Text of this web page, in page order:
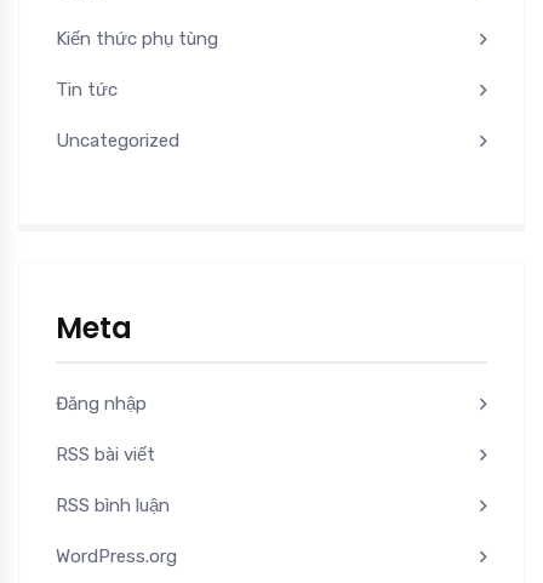
Kiến thức phụ tùng
Tin tức
Uncategorized
Meta
Đăng nhập
RSS bài viết
RSS bình luận
WordPress.org